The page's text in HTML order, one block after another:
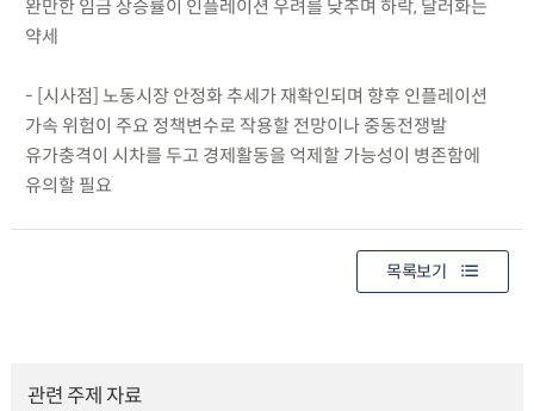
완만한 임금 상승률이 인플레이션 우려를 낮추며 하락, 달러화는
약세
- [시사점] 노동시장 안정화 추세가 재확인되며 향후 인플레이션
가속 위험이 주요 정책변수로 작용할 전망이나 중동전쟁발
유가충격이 시차를 두고 경제활동을 억제할 가능성이 병존함에
유의할 필요
목록보기
관련 주제 자료